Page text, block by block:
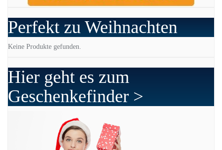
Perfekt zu Weihnachten
Keine Produkte gefunden.
Hier geht es zum
Geschenkefinder >